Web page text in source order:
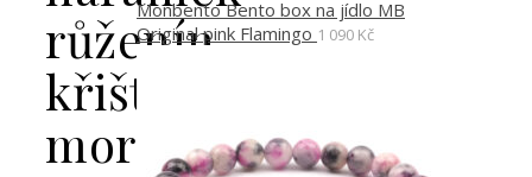
růženín
křišťál
morganit
Monbento Bento box na jídlo MB
Original pink Flamingo 1 090 Kč